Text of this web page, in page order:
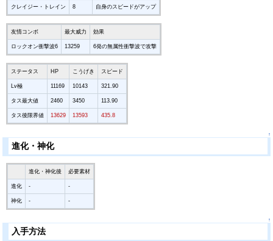
クレイジー・トレイン 8 自身のスピードがアップ
友情コンボ 最大威力 効果
ロックオン衝撃波6 13259 6発の無属性衝撃波で攻撃
ステータス HP こうげき スピード
Lv極 11169 10143 321.90
タス最大値 2460 3450 113.90
タス後限界値 13629 13593 435.8
↑
進化・神化
進化・神化後 必要素材
進化 - -
神化 - -
↑
入手方法